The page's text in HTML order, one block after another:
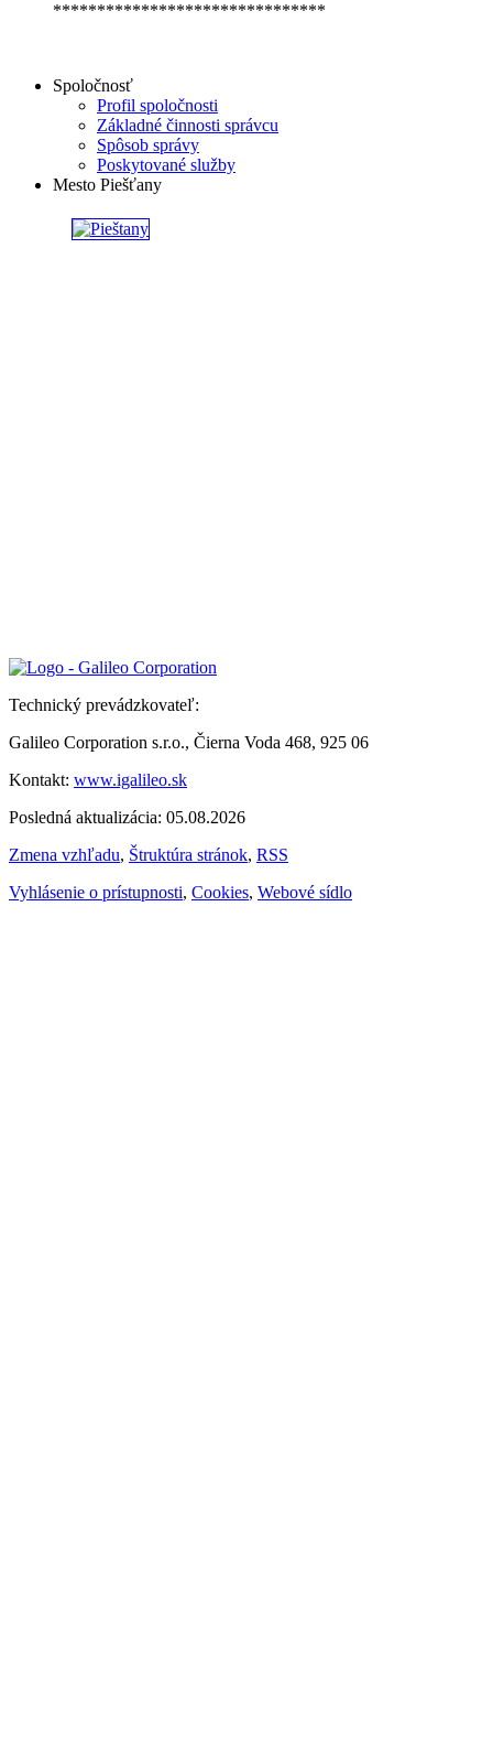
*******************************
Spoločnosť
Profil spoločnosti
Základné činnosti správcu
Spôsob správy
Poskytované služby
Mesto Piešťany
Technický prevádzkovateľ:
Galileo Corporation s.r.o., Čierna Voda 468, 925 06
Kontakt: www.igalileo.sk
Posledná aktualizácia: 05.08.2026
Zmena vzhľadu, Štruktúra stránok, RSS
Vyhlásenie o prístupnosti, Cookies, Webové sídlo